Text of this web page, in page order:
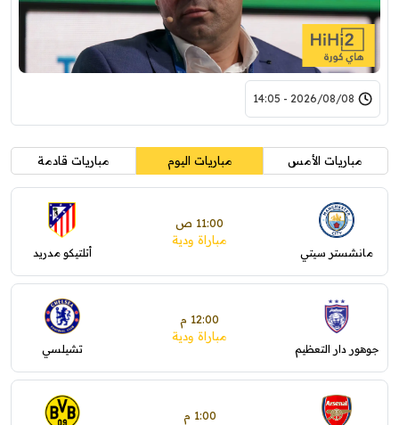
2026/08/08 - 14:05
مباريات الأمس مباريات اليوم مباريات قادمة
مانشستر سيتي
11:00 ص
مباراة ودية
أتلتيكو مدريد
جوهور دار التعظيم
12:00 م
مباراة ودية
تشيلسي
1:00 م